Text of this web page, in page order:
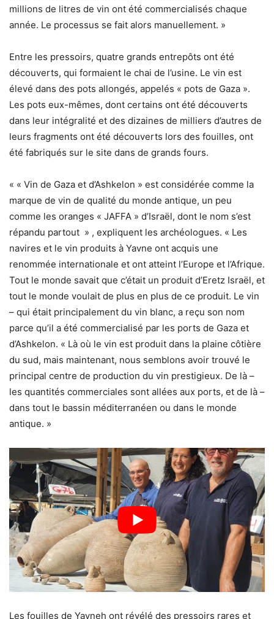
millions de litres de vin ont été commercialisés chaque
année. Le processus se fait alors manuellement. »
Entre les pressoirs, quatre grands entrepôts ont été
découverts, qui formaient le chai de l’usine. Le vin est
élevé dans des pots allongés, appelés « pots de Gaza ».
Les pots eux-mêmes, dont certains ont été découverts
dans leur intégralité et des dizaines de milliers d’autres de
leurs fragments ont été découverts lors des fouilles, ont
été fabriqués sur le site dans de grands fours.
« « Vin de Gaza et d’Ashkelon » est considérée comme la
marque de vin de qualité du monde antique, un peu
comme les oranges « JAFFA » d’Israël, dont le nom s’est
répandu partout » , expliquent les archéologues. « Les
navires et le vin produits à Yavne ont acquis une
renommée internationale et ont atteint l’Europe et l’Afrique.
Tout le monde savait que c’était un produit d’Eretz Israël, et
tout le monde voulait de plus en plus de ce produit. Le vin
– qui était principalement du vin blanc, a reçu son nom
parce qu’il a été commercialisé par les ports de Gaza et
d’Ashkelon. « Là où le vin est produit dans la plaine côtière
du sud, mais maintenant, nous semblons avoir trouvé le
principal centre de production du vin prestigieux. De là –
les quantités commerciales sont allées aux ports, et de là –
dans tout le bassin méditerranéen ou dans le monde
antique. »
Les fouilles de Yavneh ont révélé des pressoirs rares et